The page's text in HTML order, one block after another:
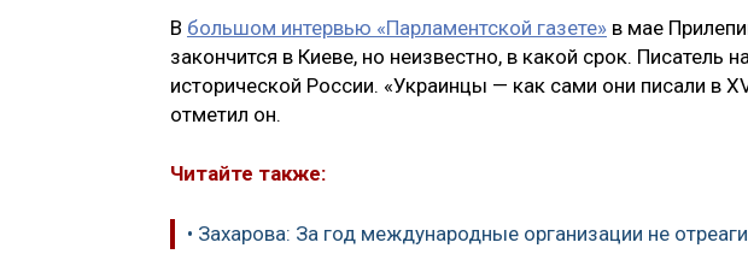
В большом интервью «Парламентской газете» в мае
закончится в Киеве, но неизвестно, в какой срок. Писатель
исторической России. «Украинцы — как сами они писали в
отметил он.
Читайте также:
• Захарова: За год международные организации не